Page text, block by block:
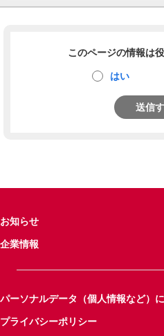
このページの情報は
はい
送信
お知らせ
企業情報
パーソナルデータ（個人情報など）
プライバシーポリシー